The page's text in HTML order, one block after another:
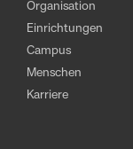
Organisation
Einrichtungen
Campus
Menschen
Karriere